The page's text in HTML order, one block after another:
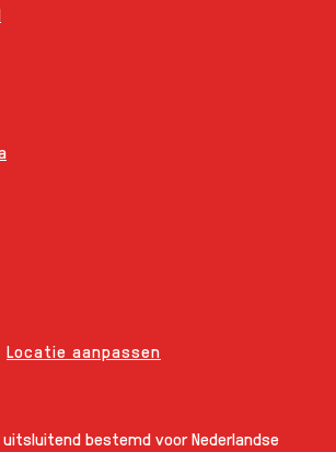
Locatie aanpassen
bestemd voor Nederlandse